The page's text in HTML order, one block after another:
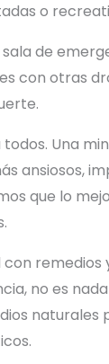
o
de
con otras
Una
ansiosos,
que lo
remedios
no es
naturales